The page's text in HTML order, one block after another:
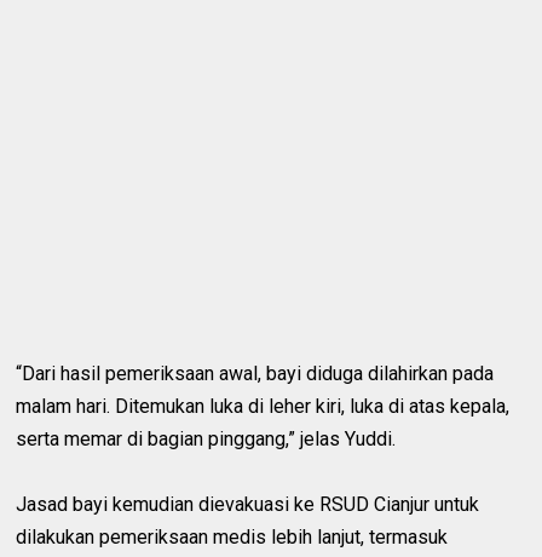
“Dari hasil pemeriksaan awal, bayi diduga dilahirkan pada
malam hari. Ditemukan luka di leher kiri, luka di atas kepala,
serta memar di bagian pinggang,” jelas Yuddi.
Jasad bayi kemudian dievakuasi ke RSUD Cianjur untuk
dilakukan pemeriksaan medis lebih lanjut, termasuk